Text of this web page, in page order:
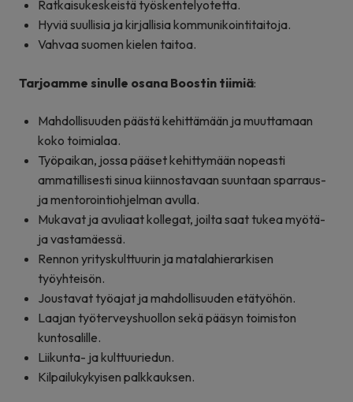
Ratkaisukeskeistä työskentelyotetta.
Hyviä suullisia ja kirjallisia kommunikointitaitoja.
Vahvaa suomen kielen taitoa.
Tarjoamme sinulle osana Boostin tiimiä:
Mahdollisuuden päästä kehittämään ja muuttamaan
koko toimialaa.
Työpaikan, jossa pääset kehittymään nopeasti
ammatillisesti sinua kiinnostavaan suuntaan sparraus-
ja mentorointiohjelman avulla.
Mukavat ja avuliaat kollegat, joilta saat tukea myötä-
ja vastamäessä.
Rennon yrityskulttuurin ja matalahierarkisen
työyhteisön.
Joustavat työajat ja mahdollisuuden etätyöhön.
Laajan työterveyshuollon sekä pääsyn toimiston
kuntosalille.
Liikunta- ja kulttuuriedun.
Kilpailukykyisen palkkauksen.